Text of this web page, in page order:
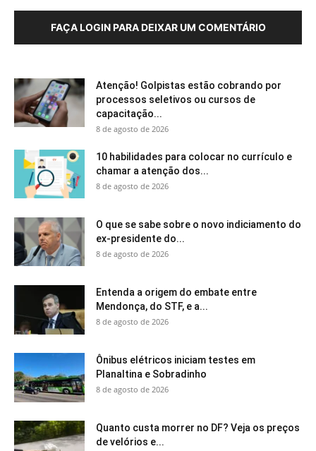
FAÇA LOGIN PARA DEIXAR UM COMENTÁRIO
Atenção! Golpistas estão cobrando por
processos seletivos ou cursos de
capacitação...
8 de agosto de 2026
10 habilidades para colocar no currículo e
chamar a atenção dos...
8 de agosto de 2026
O que se sabe sobre o novo indiciamento do
ex-presidente do...
8 de agosto de 2026
Entenda a origem do embate entre
Mendonça, do STF, e a...
8 de agosto de 2026
Ônibus elétricos iniciam testes em
Planaltina e Sobradinho
8 de agosto de 2026
Quanto custa morrer no DF? Veja os preços
de velórios e...